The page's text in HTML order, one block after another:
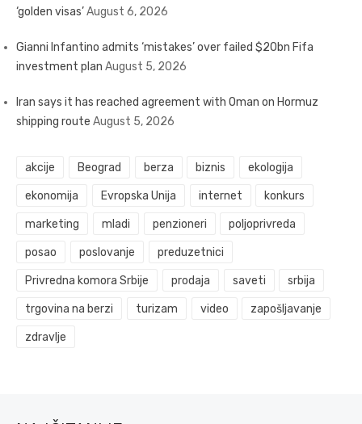
‘golden visas’August 6, 2026
Gianni Infantino admits ‘mistakes’ over failed $20bn Fifa
investment plan August 5, 2026
Iran says it has reached agreement with Oman on Hormuz
shipping route August 5, 2026
akcije Beograd berza biznis ekologija
ekonomija Evropska Unija internet konkurs
marketing mladi penzioneri poljoprivreda
posao poslovanje preduzetnici
Privredna komora Srbije prodaja saveti srbija
trgovina na berzi turizam video zapošljavanje
zdravlje